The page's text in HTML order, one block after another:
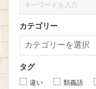
カテゴリー
タグ
違い 類義語